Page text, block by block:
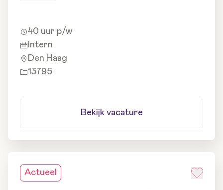
40 uur p/w
13795
Intern
Den Haag
Bekijk vacature
Actueel